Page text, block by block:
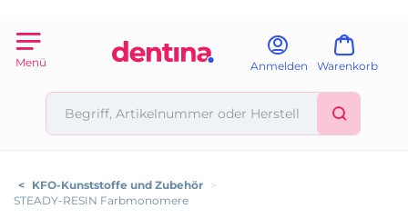
Menü Anmelden Warenkorb
< KFO-Kunststoffe und Zubehör >
STEADY-RESIN Farbmonomere